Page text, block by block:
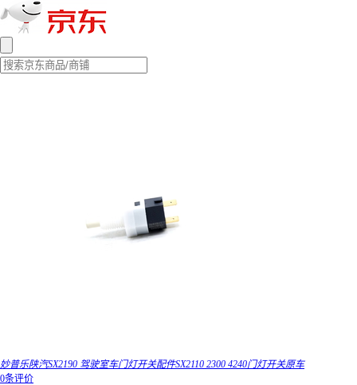
妙普乐陕汽SX2190 驾驶室车门灯开关配件SX2110 2300 4240门灯开关原车
0条评价